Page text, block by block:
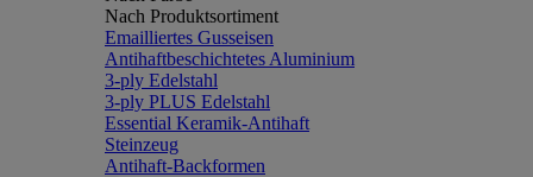
Nach Produktsortiment
Emailliertes Gusseisen
Antihaftbeschichtetes Aluminium
3-ply Edelstahl
3-ply PLUS Edelstahl
Essential Keramik-Antihaft
Steinzeug
Antihaft-Backformen